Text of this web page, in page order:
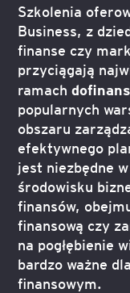
Szkolenia
Business, z
finanse czy
przyciągają
ramach
popularnych
obszaru
efektywnego
jest niezbędne
środowisku
finansów,
finansową czy
na pogłębienie
bardzo ważne
finansowym.